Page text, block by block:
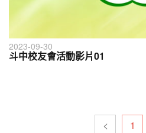
2023-09-30
斗中校友會活動影片01
< 1